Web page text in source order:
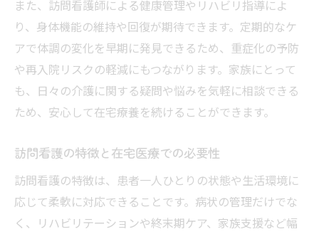
また、訪問看護師による健康管理やリハビリ指導によ
り、身体機能の維持や回復が期待できます。定期的なケ
アで体調の変化を早期に発見できるため、重症化の予防
や再入院リスクの軽減にもつながります。家族にとって
も、日々の介護に関する疑問や悩みを気軽に相談できる
ため、安心して在宅療養を続けることができます。
訪問看護の特徴と在宅医療での必要性
訪問看護の特徴は、患者一人ひとりの状態や生活環境に
応じて柔軟に対応できることです。病状の管理だけでな
く、リハビリテーションや終末期ケア、家族支援など幅